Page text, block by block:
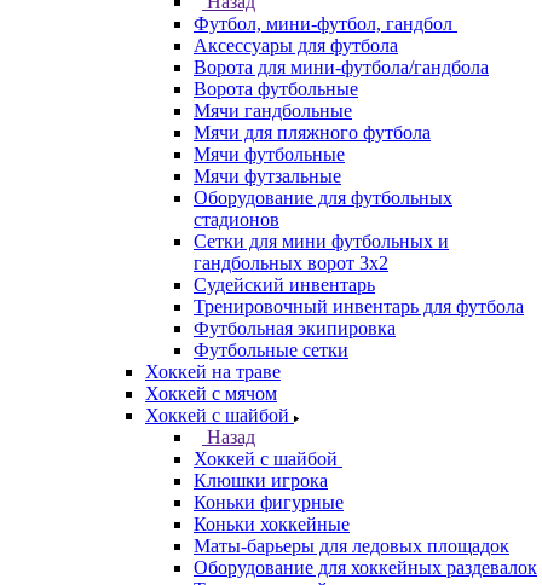
Футбол, мини-футбол, гандбол
Аксессуары для футбола
Ворота для мини-футбола/гандбола
Ворота футбольные
Мячи гандбольные
Мячи для пляжного футбола
Мячи футбольные
Мячи футзальные
Оборудование для футбольных
стадионов
Сетки для мини футбольных и
гандбольных ворот 3х2
Судейский инвентарь
Тренировочный инвентарь для футбола
Футбольная экипировка
Футбольные сетки
Хоккей на траве
Хоккей с мячом
Хоккей с шайбой
Назад
Хоккей с шайбой
Клюшки игрока
Коньки фигурные
Коньки хоккейные
Маты-барьеры для ледовых площадок
Оборудование для хоккейных раздевалок